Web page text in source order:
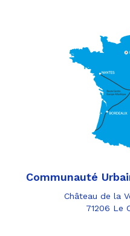
Communauté
Château de la
71206 Le